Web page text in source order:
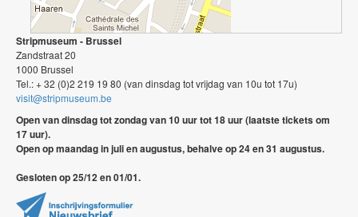
Stripmuseum - Brussel
Zandstraat 20
1000 Brussel
Tel.: + 32 (0)2 219 19 80 (van dinsdag tot vrijdag van 10u tot 17u)
visit@stripmuseum.be
Open van dinsdag tot zondag van 10 uur tot 18 uur (laatste tickets om
17 uur).
Open op maandag in juli en augustus, behalve op 24 en 31 augustus.
Gesloten op 25/12 en 01/01.